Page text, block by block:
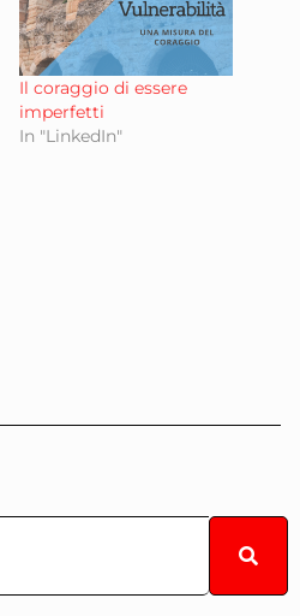
Il coraggio di essere
imperfetti
In "LinkedIn"